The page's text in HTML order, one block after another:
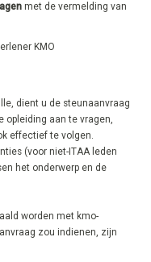
met de vermelding van
KMO
dient u de steunaanvraag
opleiding aan te vragen,
effectief te volgen.
​(voor niet-ITAA leden
het onderwerp en de
worden met kmo-
zou indienen, zijn